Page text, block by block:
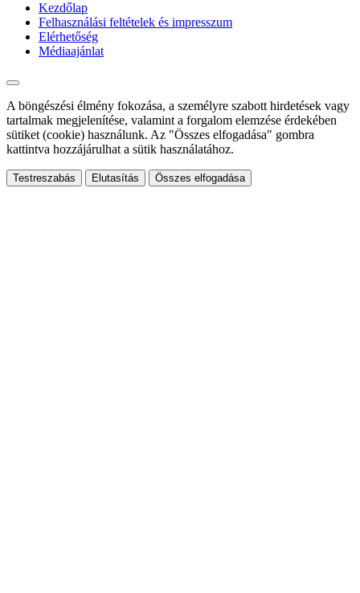
Kezdőlap
Felhasználási feltételek és impresszum
Elérhetőség
Médiaajánlat
A böngészési élmény fokozása, a személyre szabott hirdetések vagy
tartalmak megjelenítése, valamint a forgalom elemzése érdekében
sütiket (cookie) használunk. Az "Összes elfogadása" gombra
kattintva hozzájárulhat a sütik használatához.
Testreszabás Elutasítás Összes elfogadása